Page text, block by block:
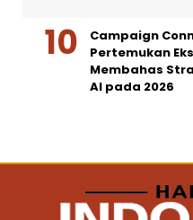
Campaign
Pertemukan
Membahas
AI pada 2026